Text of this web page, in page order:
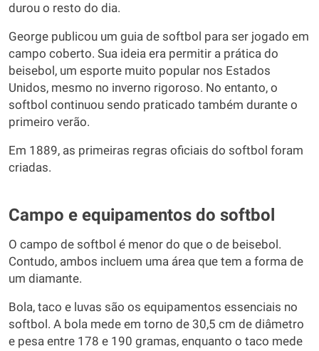
durou o resto do dia.
George publicou um guia de softbol para ser jogado em
campo coberto. Sua ideia era permitir a prática do
beisebol, um esporte muito popular nos Estados
Unidos, mesmo no inverno rigoroso. No entanto, o
softbol continuou sendo praticado também durante o
primeiro verão.
Em 1889, as primeiras regras oficiais do softbol foram
criadas.
Campo e equipamentos do softbol
O campo de softbol é menor do que o de beisebol.
Contudo, ambos incluem uma área que tem a forma de
um diamante.
Bola, taco e luvas são os equipamentos essenciais no
softbol. A bola mede em torno de 30,5 cm de diâmetro
e pesa entre 178 e 190 gramas, enquanto o taco mede